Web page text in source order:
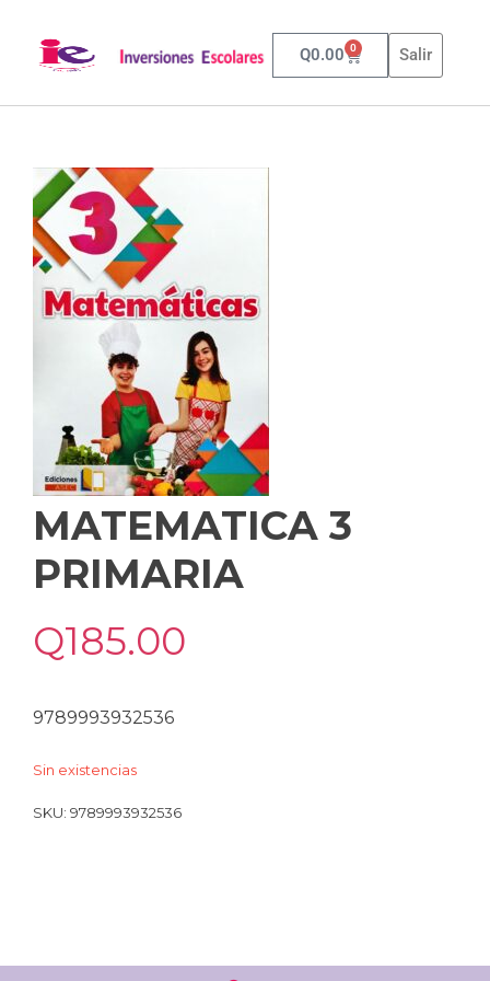
Q0.00 0 Salir
MATEMATICA 3
PRIMARIA
Q185.00
9789993932536
Sin existencias
SKU: 9789993932536